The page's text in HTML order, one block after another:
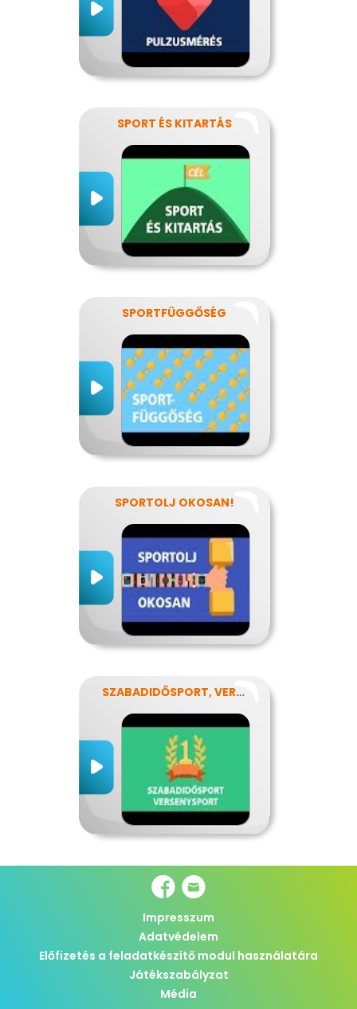
SPORT ÉS KITARTÁS
SPORTFÜGGŐSÉG
SPORTOLJ OKOSAN!
SZABADIDŐSPORT, VERSENYSPORT
Impresszum
Adatvédelem
Előfizetés a feladatkészítő modul használatára
Játékszabályzat
Média